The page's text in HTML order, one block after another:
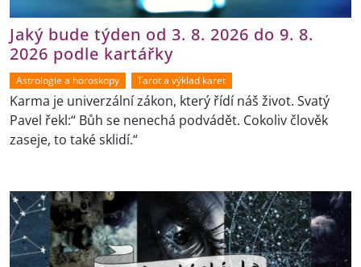
Jaký bude týden od 3. 8. 2026 do 9. 8.
2026 podle kartářky
Astrologie a horoskopy Tarot a výklad karet
Karma je univerzální zákon, který řídí náš život. Svatý
Pavel řekl:“ Bůh se nenechá podvádět. Cokoliv člověk
zaseje, to také sklidí.“